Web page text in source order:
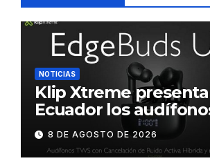
NOTICIAS
Klip Xtreme
Ecuador los
DynaBuds con sonido
inteligente y control
8 DE AGOSTO DE 2026